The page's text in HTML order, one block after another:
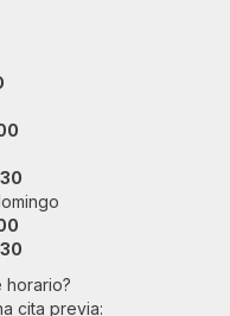
horario?
cita previa: